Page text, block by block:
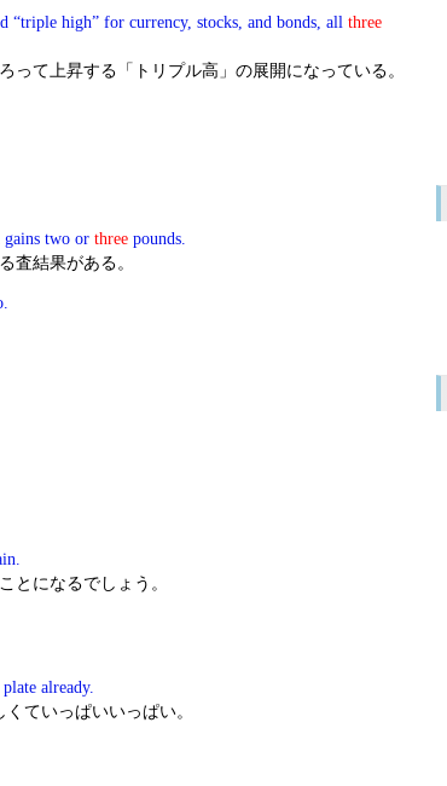
“triple high” for currency, stocks, and bonds, all three
て上昇する「トリプル高」の展開になっている。
gains two or three pounds.
査結果がある。
とになるでしょう。
already.
ていっぱいいっぱい。